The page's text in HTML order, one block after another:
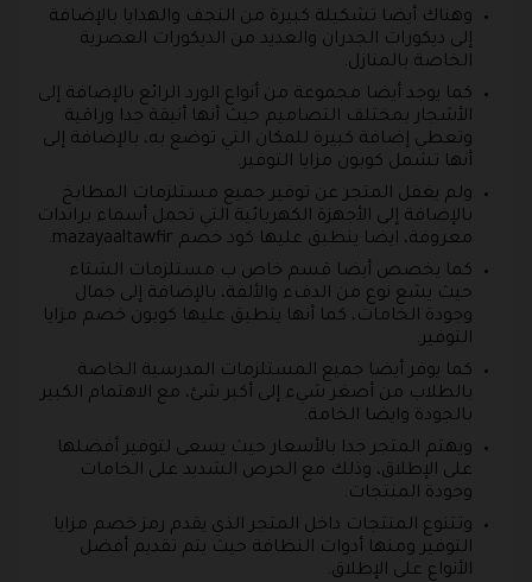
وهناك أيضا تشكيلة كبيرة من النجف والهدايا بالإضافة
إلى ديكورات الجدران والعديد من الديكورات العصرية
الخاصة بالمنازل.
كما يوجد أيضا مجموعة من أنواع الورد الرائع بالإضافة إلى
الأشجار بمختلف التصاميم حيث أنها أنيقة جدا وراقية
وتعطي إضافة كبيرة للمكان التي توضع به، بالإضافة إلى
أنها تشمل كوبون مزايا التوفير.
ولم يغفل المتجر عن توفير جميع مستلزمات المطابخ
بالإضافة إلى الأجهزة الكهربائية التي تحمل أسماء براندات
معروفة، ايضا ينطبق عليها كود خصم mazayaaltawfir.
كما يخصص أيضا قسم خاص ب مستلزمات الشتاء
حيث يشع نوع من الدفء والألفة، بالإضافة إلى جمال
وجودة الخامات، كما أنها ينطبق عليها كوبون خصم مزايا
التوفير.
كما يوفر أيضا جميع المستلزمات المدرسية الخاصة
بالطلاب من أصغر شيء إلى أكبر شئ، مع الاهتمام الكبير
بالجودة وايضا الخامة.
ويهتم المتجر جدا بالأسعار حيث يسعى لتوفير أفضلها
على الإطلاق، وذلك مع الحرص الشديد على الخامات
وجودة المنتجات.
وتتنوع المنتجات داخل المتجر الذي يقدم رمز خصم مزايا
التوفير ومنها أدوات النظافة حيث يتم تقديم أفضل
الأنواع على الإطلاق.